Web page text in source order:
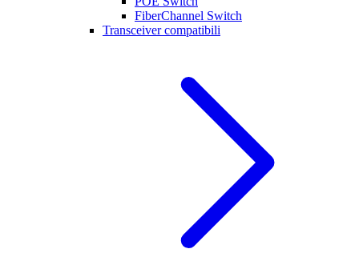
FiberChannel Switch
Transceiver compatibili